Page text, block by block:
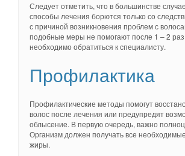
Следует отметить, что в большинстве
способы лечения борются только со
с причиной возникновения проблем с
подобные меры не помогают после 1 – 2
необходимо обратиться к специалисту.
Профилактика
Профилактические методы помогут
волос после лечения или предупредят
облысение. В первую очередь, важно
Организм должен получать все
жиры.